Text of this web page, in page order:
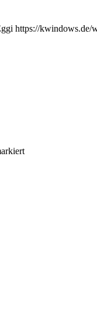
https://kwindows.de/